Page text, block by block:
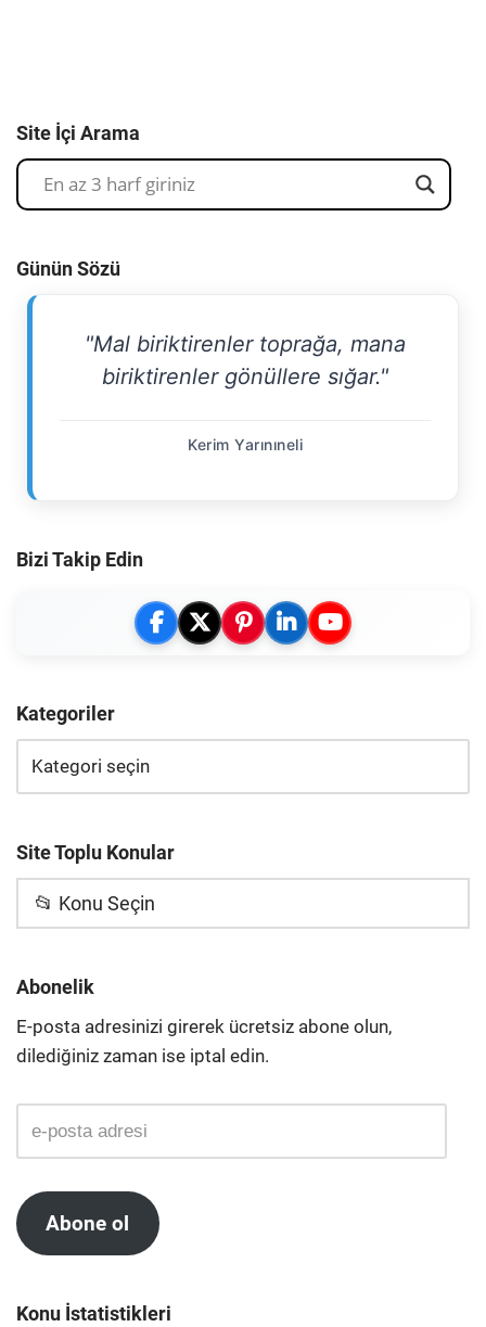
Site İçi Arama
Günün Sözü
"Mal biriktirenler toprağa, mana
biriktirenler gönüllere sığar."
Kerim Yarınıneli
Bizi Takip Edin
Kategoriler
Site Toplu Konular
📂 Konu Seçin
Abonelik
E-posta adresinizi girerek ücretsiz abone olun,
dilediğiniz zaman ise iptal edin.
Abone ol
Konu İstatistikleri